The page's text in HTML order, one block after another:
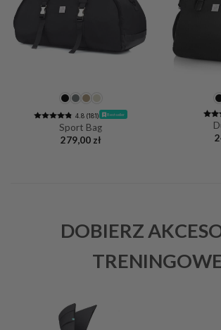
4.8 (181) Bestseller
Sport Bag
279,00 zł
DOBIERZ